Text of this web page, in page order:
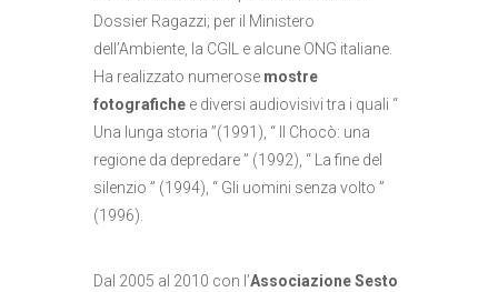
Dossier Ragazzi; per il Ministero
dell’Ambiente, la CGIL e alcune ONG italiane.
Ha realizzato numerose mostre
fotografiche e diversi audiovisivi tra i quali “
Una lunga storia ”(1991), “ Il Chocò: una
regione da depredare ” (1992), “ La fine del
silenzio ” (1994), “ Gli uomini senza volto ”
(1996).
Dal 2005 al 2010 con l’Associazione Sesto